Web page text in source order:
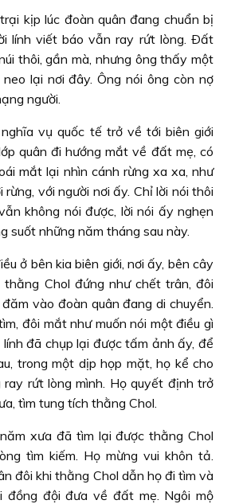
kịp lúc đoàn quân đang chuẩn bị
lính viết báo vẫn ray rứt lòng. Ðất
thôi, gần mà, nhưng ông thấy một
lại nơi đây. Ông nói ông còn nợ
người.
vụ quốc tế trở về tới biên giới
quân đi hướng mắt về đất mẹ, có
mắt lại nhìn cánh rừng xa xa, như
rừng, với người nơi ấy. Chỉ lời nói thôi
không nói được, lời nói ấy nghẹn
suốt những năm tháng sau này.
ở bên kia biên giới, nơi ấy, bên cây
Chol đứng như chết trân, đôi
vào đoàn quân đang di chuyển.
đôi mắt như muốn nói một điều gì
đã chụp lại được tấm ảnh ấy, để
trong một dịp họp mặt, họ kể cho
ray rứt lòng mình. Họ quyết định trở
tìm tung tích thằng Chol.
xưa đã tìm lại được thằng Chol
tìm kiếm. Họ mừng vui khôn tả.
đôi khi thằng Chol dẫn họ đi tìm và
đồng đội đưa về đất mẹ. Ngôi mộ